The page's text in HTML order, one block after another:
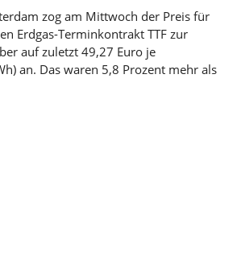
zog am Mittwoch der Preis für
Erdgas-Terminkontrakt TTF zur
auf zuletzt 49,27 Euro je
an. Das waren 5,8 Prozent mehr als